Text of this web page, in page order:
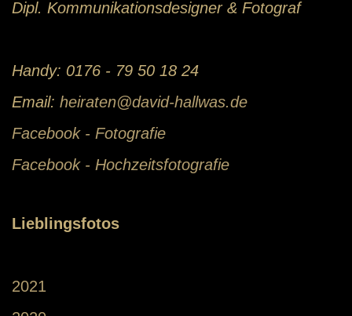
Dipl. Kommunikationsdesigner & Fotograf
Handy: 0176 - 79 50 18 24
Email: heiraten@david-hallwas.de
Facebook - Fotografie
Facebook - Hochzeitsfotografie
Lieblingsfotos
2021